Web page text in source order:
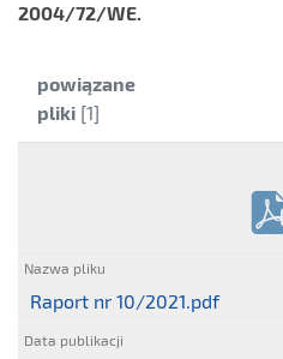
2004/72/WE.
Kategoria:
powiązane
pliki [1]
Raport nr 10/2021.pdf